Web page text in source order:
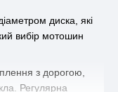
диска, які
вибір мотошин
з дорогою,
Регулярна